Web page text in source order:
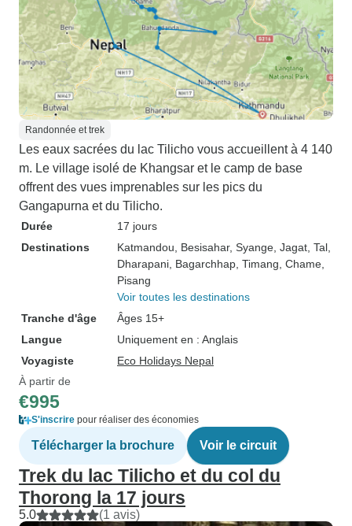
Randonnée et trek
Les eaux sacrées du lac Tilicho vous accueillent à 4 140
m. Le village isolé de Khangsar et le camp de base
offrent des vues imprenables sur les pics du
Gangapurna et du Tilicho.
Durée
17 jours
Destinations
Katmandou , Besisahar, Syange , Jagat , Tal
Dharapani , Bagarchhap , Timang , Chame
Pisang
Voir toutes les destinations
Tranche d'âge
Âges 15+
Langue
Uniquement en : Anglais
Voyagiste
Eco Holidays Nepal
À partir de
€995
S'inscrire pour réaliser des économies
Télécharger la brochure Voir le circuit
Trek du lac Tilicho et du col du
Thorong la 17 jours
5.0 (1 avis)